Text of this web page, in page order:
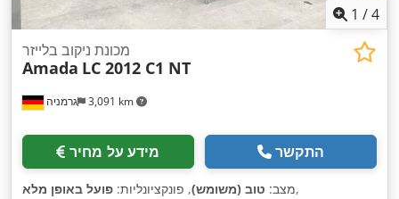
1 /4
גרמניה 3,091 km
מכונת ניקוב בלייזר
Amada LC 2012 C1 NT
מידע על מחיר התקשר
מצב: טוב (משומש), פונקציונליות: פועל באופן מלא ,